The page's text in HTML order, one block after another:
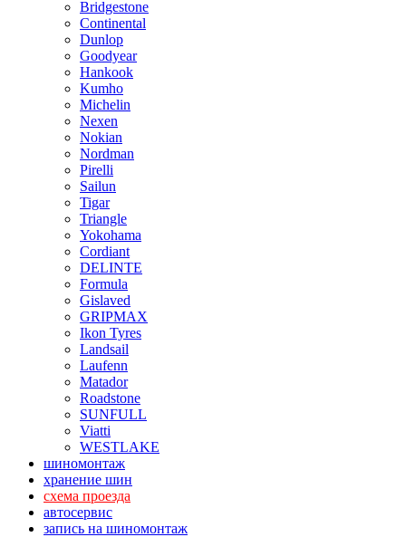
Bridgestone
Continental
Dunlop
Goodyear
Hankook
Kumho
Michelin
Nexen
Nokian
Nordman
Pirelli
Sailun
Tigar
Triangle
Yokohama
Cordiant
DELINTE
Formula
Gislaved
GRIPMAX
Ikon Tyres
Landsail
Laufenn
Matador
Roadstone
SUNFULL
Viatti
WESTLAKE
шиномонтаж
хранение шин
схема проезда
автосервис
запись на шиномонтаж